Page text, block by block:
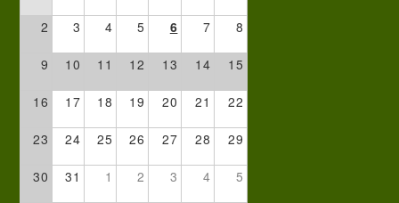
2 3 4 5 6 7 8
9 10 11 12 13 14 15
16 17 18 19 20 21 22
23 24 25 26 27 28 29
30 31 1 2 3 4 5